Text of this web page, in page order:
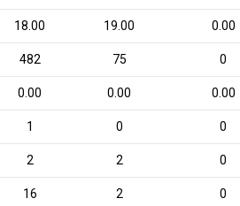
18.00 19.00 0.00
482 75 0
0.00 0.00 0.00
1 0 0
2 2 0
16 2 0